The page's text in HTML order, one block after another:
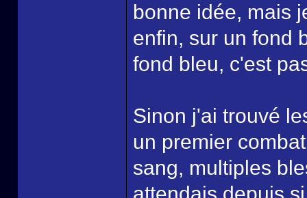
bonne idée, mais
enfin, sur un fond
fond bleu, c'est
Sinon j'ai trouvé
un premier
sang, multiples